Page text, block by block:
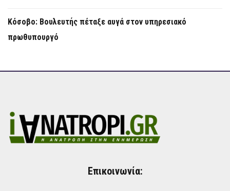
Κόσοβο: Βουλευτής πέταξε αυγά στον υπηρεσιακό
πρωθυπουργό
Επικοινωνία: